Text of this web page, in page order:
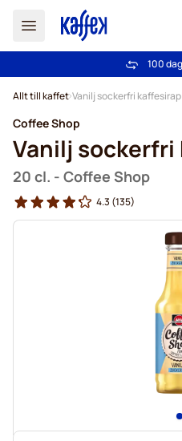
Fri
100
Allt till kaffet Vanilj sockerfri kaffesirap
Coffee Shop
Vanilj sockerfri
20 cl. - Coffee Shop
4.3 (135)